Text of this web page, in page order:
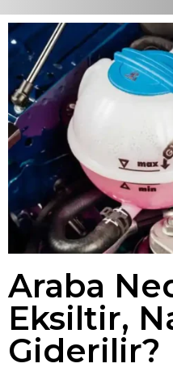
Araba
Eksiltir,
Giderilir?